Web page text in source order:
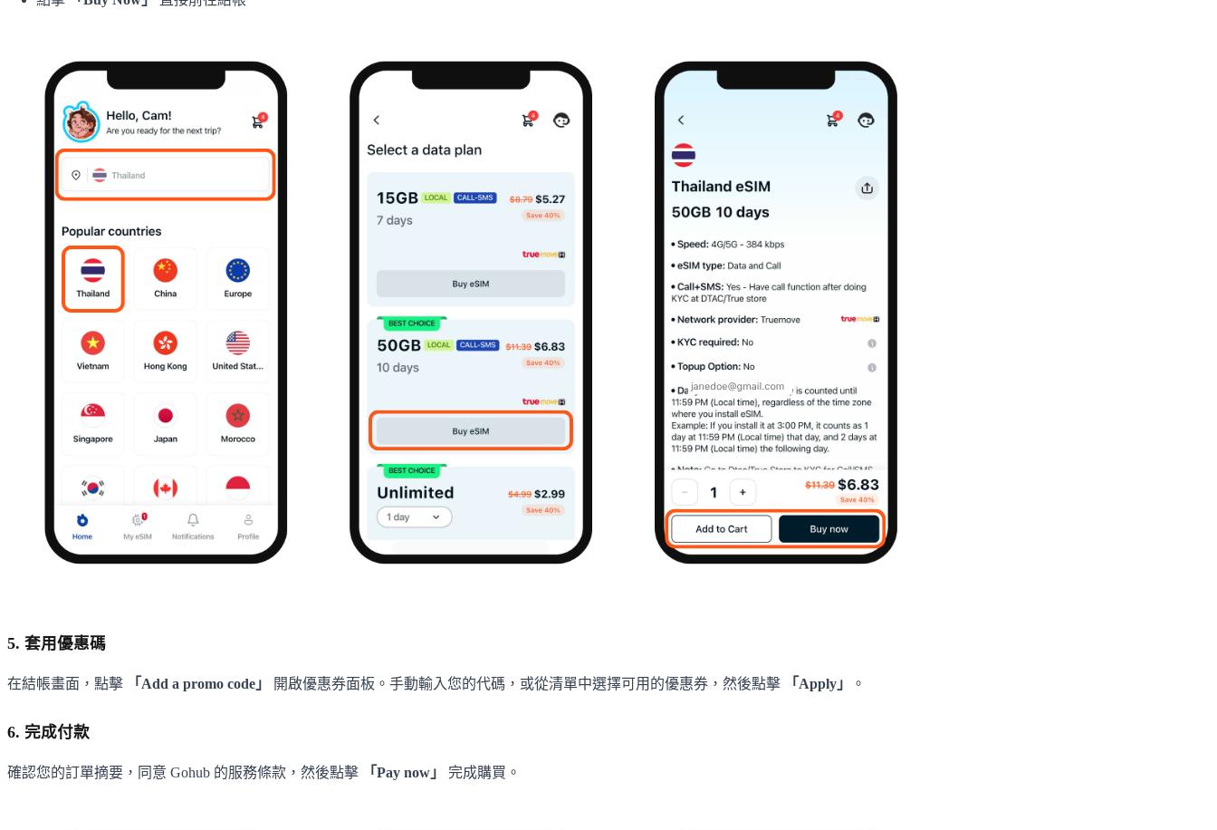
5. 套用優惠碼
在結帳畫面，點擊 「Add a promo code」 開啟優惠券面板。手動輸入您的代碼，或從清單中選擇可用的優惠券，然後點擊 「Apply」 。
6. 完成付款
確認您的訂單摘要，同意 Gohub 的服務條款，然後點擊 「Pay now」 完成購買。